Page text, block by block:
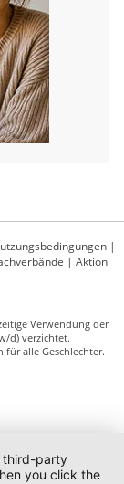
|
| Aktion
Verwendung der
d) verzichtet.
für alle Geschlechter.
third-party
you click the